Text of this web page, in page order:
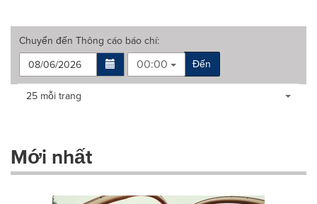
Chuyển đến Thông cáo báo chí:
00:00
Đến
Making
these
dropdown
will
Items per page:
25 mỗi trang
Mới nhất